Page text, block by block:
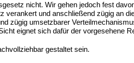
nicht. Wir gehen jedoch fest
verankert und anschließend zügig an
zügig umsetzbarer
eignet sich dafür der vorgesehene
gestaltet sein.